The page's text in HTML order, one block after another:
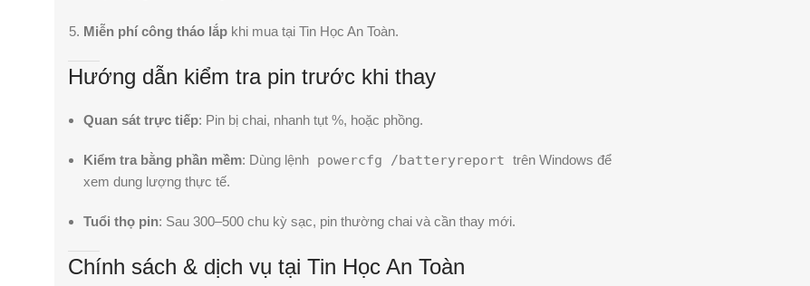
Miễn phí công tháo lắp khi mua tại Tin Học An Toàn.
Hướng dẫn kiểm tra pin trước khi thay
Quan sát trực tiếp: Pin bị chai, nhanh tụt %, hoặc phồng.
Kiểm tra bằng phần mềm: Dùng lệnh powercfg /batteryreport trên Windows để
xem dung lượng thực tế.
Tuổi thọ pin: Sau 300–500 chu kỳ sạc, pin thường chai và cần thay mới.
Chính sách & dịch vụ tại Tin Học An Toàn